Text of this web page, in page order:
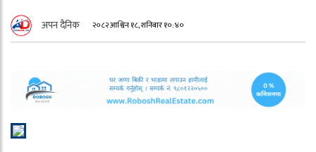
अपन दैनिक २०८२ आश्विन १८, शनिबार १०:४०